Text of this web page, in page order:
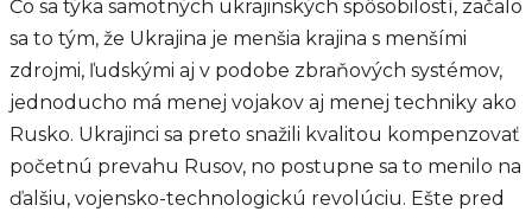
Čo sa týka samotných ukrajinských spôsobilostí, začalo
sa to tým, že Ukrajina je menšia krajina s menšími
zdrojmi, ľudskými aj v podobe zbraňových systémov,
jednoducho má menej vojakov aj menej techniky ako
Rusko. Ukrajinci sa preto snažili kvalitou kompenzovať
početnú prevahu Rusov, no postupne sa to menilo na
ďalšiu, vojensko-technologickú revolúciu. Ešte pred